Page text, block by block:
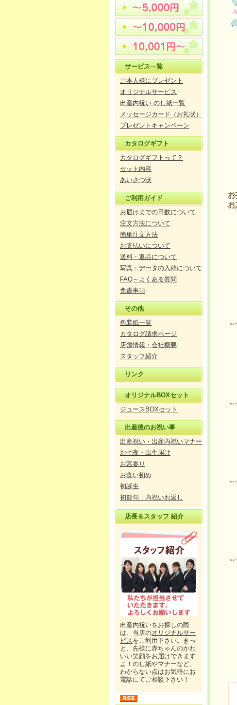
サービス一覧
ご本人様にプレゼント
オリジナルサービス
出産内祝い のし紙一覧
メッセージカード（お礼状）
プレゼントキャンペーン
カタログギフト
カタログギフトって？
セット内容
あいさつ状
ご利用ガイド
お届けまでの日数について
注文方法について
簡単注文方法
お支払いについて
送料・返品について
写真・データの入稿について
FAQ～よくある質問
免責事項
その他
包装紙一覧
カタログ請求ページ
店舗情報・会社概要
スタッフ紹介
リンク
オリジナルBOXセット
ジュースBOXセット
出産後のお祝い事
出産祝い・出産内祝いマナー
お七夜・出生届け
お宮参り
お食い初め
初誕生
初節句｜内祝いお返し
店長＆スタッフ 紹介
出産内祝いをお探しの際
は、当店のオリジナルサー
ビスをご利用下さい。きっ
と、先様に赤ちゃんのかわ
いい笑顔をお届けできます
よ！のし紙やマナーなど、
わからない点はお気軽にお
電話にてご相談下さい！